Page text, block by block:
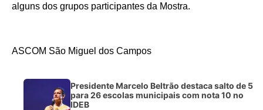
alguns dos grupos participantes da Mostra.
ASCOM São Miguel dos Campos
Presidente Marcelo Beltrão destaca salto de 5
para 26 escolas municipais com nota 10 no
IDEB